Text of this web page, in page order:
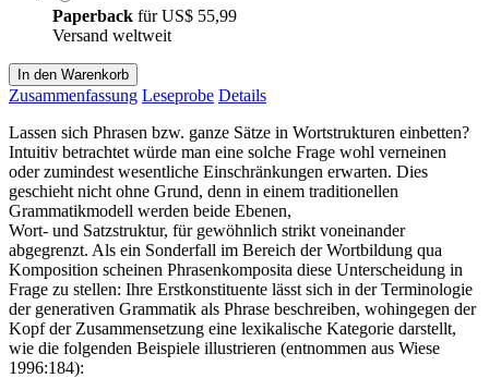
Paperback fürUS$ 55,99
Versand weltweit
In den Warenkorb
Zusammenfassung Leseprobe Details
Lassen sich Phrasen bzw. ganze Sätze in Wortstrukturen einbetten?
Intuitiv betrachtet würde man eine solche Frage wohl verneinen
oder zumindest wesentliche Einschränkungen erwarten. Dies
geschieht nicht ohne Grund, denn in einem traditionellen
Grammatikmodell werden beide Ebenen,
Wort- und Satzstruktur, für gewöhnlich strikt voneinander
abgegrenzt. Als ein Sonderfall im Bereich der Wortbildung qua
Komposition scheinen Phrasenkomposita diese Unterscheidung in
Frage zu stellen: Ihre Erstkonstituente lässt sich in der Terminologie
der generativen Grammatik als Phrase beschreiben, wohingegen der
Kopf der Zusammensetzung eine lexikalische Kategorie darstellt,
wie die folgenden Beispiele illustrieren (entnommen aus Wiese
1996:184):